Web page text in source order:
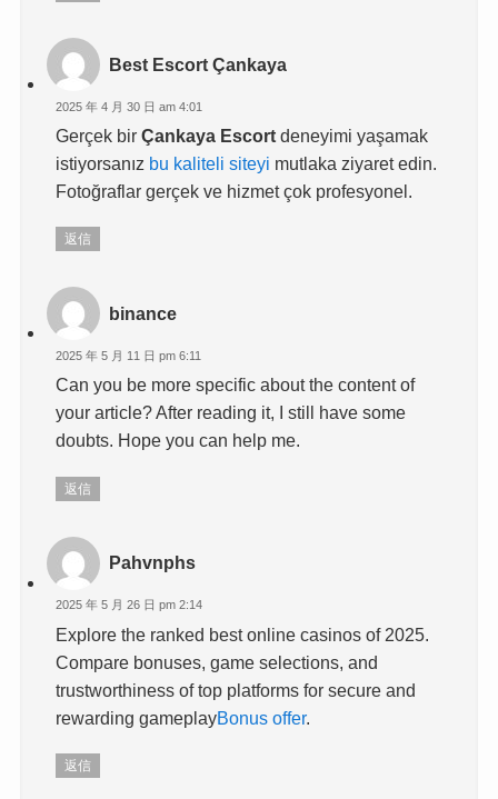
Best Escort Çankaya
2025 年 4 月 30 日 am 4:01
Gerçek birÇankaya Escort deneyimi yaşamak
istiyorsanız bu kaliteli siteyi mutlaka ziyaret edin.
Fotoğraflar gerçek ve hizmet çok profesyonel.
返信
binance
2025 年 5 月 11 日 pm 6:11
Can you be more specific about the content of
your article? After reading it, I still have some
doubts. Hope you can help me.
返信
Pahvnphs
2025 年 5 月 26 日 pm 2:14
Explore the ranked best online casinos of 2025.
Compare bonuses, game selections, and
trustworthiness of top platforms for secure and
rewarding gameplayBonus offer.
返信